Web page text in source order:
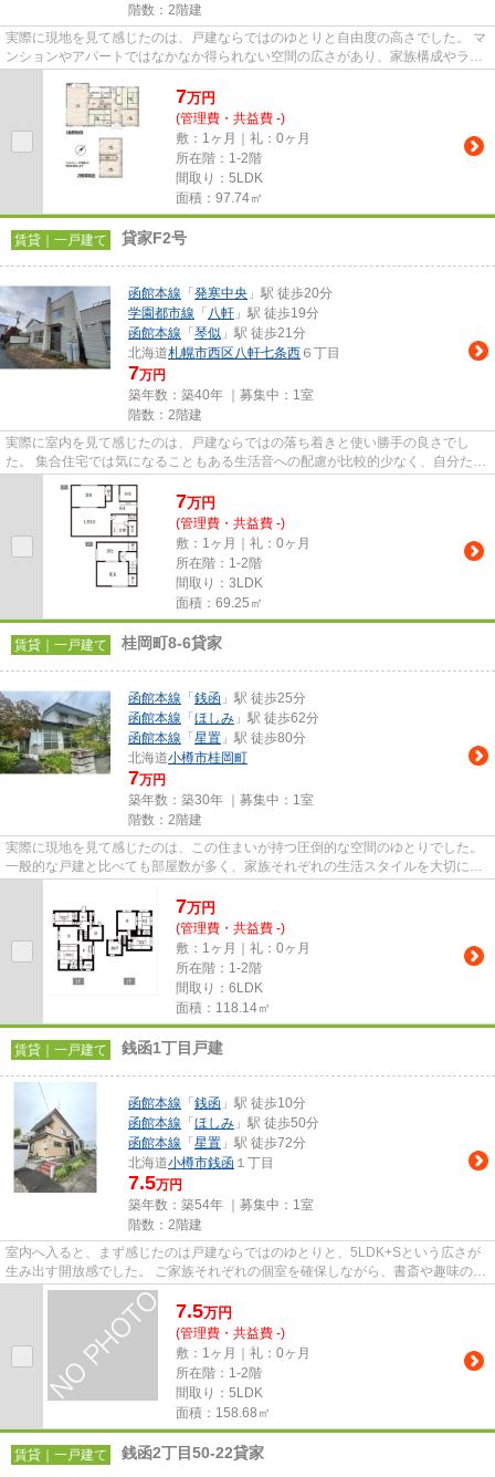
階数：2階建
実際に現地を見て感じたのは、戸建ならではのゆとりと自由度の高さでした。 マ
ンションやアパートではなかなか得られない空間の広さがあり、家族構成やライ
7万円
(管理費・共益費 -)
敷：1ヶ月｜礼：0ヶ月
所在階：1-2階
間取り：5LDK
面積：97.74㎡
賃貸｜一戸建て 貸家F2号
函館本線 「 発寒中央 」駅 徒歩20分
学園都市線 「 八軒 」駅 徒歩19分
函館本線 「 琴似 」駅 徒歩21分
北海道札幌市西区八軒七条西 ６丁目
7万円
築年数：築40年 ｜募集中： 1室
階数：2階建
実際に室内を見て感じたのは、戸建ならではの落ち着きと使い勝手の良さでし
た。 集合住宅では気になることもある生活音への配慮が比較的少なく、自分たち
7万円
(管理費・共益費 -)
敷：1ヶ月｜礼：0ヶ月
所在階：1-2階
間取り：3LDK
面積：69.25㎡
賃貸｜一戸建て 桂岡町8-6貸家
函館本線 「 銭函 」駅 徒歩25分
函館本線 「 ほしみ 」駅 徒歩62分
函館本線 「 星置 」駅 徒歩80分
北海道小樽市桂岡町
7万円
築年数：築30年 ｜募集中： 1室
階数：2階建
実際に現地を見て感じたのは、この住まいが持つ圧倒的な空間のゆとりでした。
一般的な戸建と比べても部屋数が多く、家族それぞれの生活スタイルを大切にし
7万円
(管理費・共益費 -)
敷：1ヶ月｜礼：0ヶ月
所在階：1-2階
間取り：6LDK
面積：118.14㎡
賃貸｜一戸建て 銭函1丁目戸建
函館本線 「 銭函 」駅 徒歩10分
函館本線 「 ほしみ 」駅 徒歩50分
函館本線 「 星置 」駅 徒歩72分
北海道小樽市銭函 １丁目
7.5万円
築年数：築54年 ｜募集中： 1室
階数：2階建
室内へ入ると、まず感じたのは戸建ならではのゆとりと、5LDK+Sという広さが
生み出す開放感でした。 ご家族それぞれの個室を確保しながら、書斎や趣味のお
部屋、収納スペースなど、ラ...
7.5万円
(管理費・共益費 -)
敷：1ヶ月｜礼：0ヶ月
所在階：1-2階
間取り：5LDK
面積：158.68㎡
賃貸｜一戸建て 銭函2丁目50-22貸家